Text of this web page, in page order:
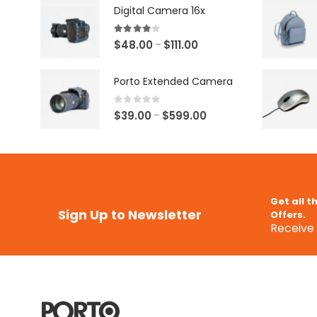
Digital Camera 16x
4.00 out of 5
$48.00 – $111.00
Porto Extended Camera
0 out of 5
$39.00 – $599.00
Sign Up to Newsletter
Get all
Offers.